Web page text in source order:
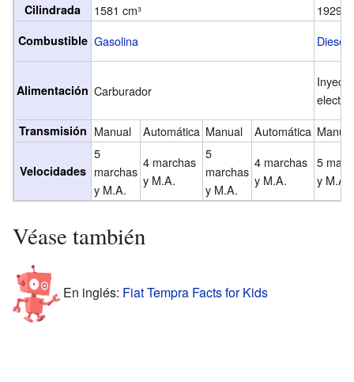
Cilindrada 1581 cm³ 1929
Combustible Gasolina Diesel
Alimentación Carburador
Transmisión Manual Automática Manual Automática Manual
Velocidades
5
marchas
y M.A.
4 marchas
y M.A.
5
marchas
y M.A.
4 marchas
y M.A.
5
y M.A.
Véase también
En inglés: Fiat Tempra Facts for Kids